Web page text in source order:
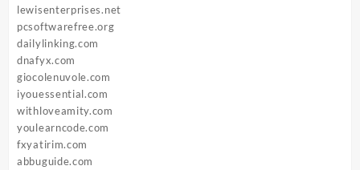
lewisenterprises.net
pcsoftwarefree.org
dailylinking.com
dnafyx.com
giocolenuvole.com
iyouessential.com
withloveamity.com
youlearncode.com
fxyatirim.com
abbuguide.com